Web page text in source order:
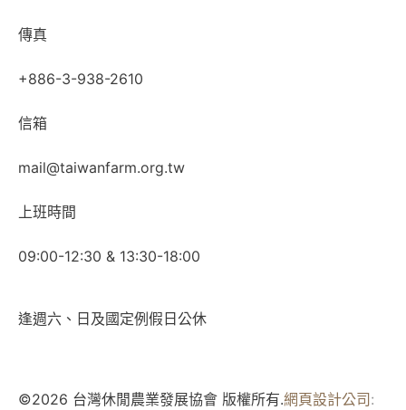
傳真
+886-3-938-2610
信箱
mail@taiwanfarm.org.tw
上班時間
09:00-12:30 & 13:30-18:00
逢週六、日及國定例假日公休
©2026 台灣休閒農業發展協會 版權所有.網頁設計公司: